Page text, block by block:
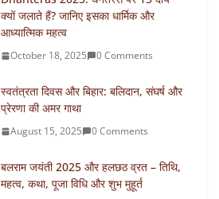
क्यों जलाते हैं? जानिए इसका धार्मिक और
आध्यात्मिक महत्व
October 18, 2025 0 Comments
स्वतंत्रता दिवस और बिहार: बलिदान, संघर्ष और
प्रेरणा की अमर गाथा
August 15, 2025 0 Comments
बलराम जयंती 2025 और हलछठ व्रत – तिथि,
महत्व, कथा, पूजा विधि और शुभ मुहूर्त